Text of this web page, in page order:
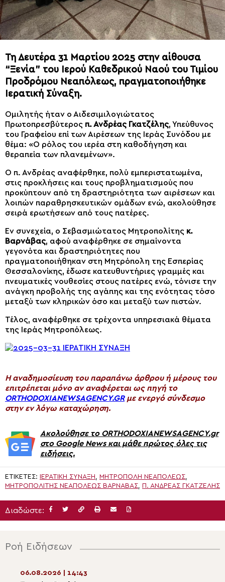
Τη Δευτέρα 31 Μαρτίου 2025 στην αίθουσα
“Ξενία” του Ιερού Καθεδρικού Ναού του Τιμίου
Προδρόμου Νεαπόλεως, πραγματοποιήθηκε
Ιερατική Σύναξη.
Ομιλητής ήταν ο Αιδεσιμιλογιώτατος
Πρωτοπρεσβύτερος π. Ανδρέας Γκατζέλης, Υπεύθυνος
του Γραφείου επί των Αιρέσεων της Ιεράς Συνόδου με
θέμα: «Ο ρόλος του ιερέα στη καθοδήγηση και
θεραπεία των πλανεμένων».
Ο π. Ανδρέας αναφέρθηκε, πολύ εμπεριστατωμένα,
στις προκλήσεις και τους προβληματισμούς που
προκύπτουν από τη δραστηριότητα των αιρέσεων και
λοιπών παραθρησκευτικών ομάδων ενώ, ακολούθησε
σειρά ερωτήσεων από τους πατέρες.
Εν συνεχεία, ο Σεβασμιώτατος Μητροπολίτης κ.
Βαρνάβας, αφού αναφέρθηκε σε σημαίνοντα
γεγονότα και δραστηριότητες που
πραγματοποιήθηκαν στη Μητρόπολη της Εσπερίας
Θεσσαλονίκης, έδωσε κατευθυντήριες γραμμές και
πνευματικές νουθεσίες στους πατέρες ενώ, τόνισε την
ανάγκη προβολής της αγάπης και της ενότητας τόσο
μεταξύ των κληρικών όσο και μεταξύ των πιστών.
Τέλος, αναφέρθηκε σε τρέχοντα υπηρεσιακά θέματα
της Ιεράς Μητροπόλεως.
H αναδημοσίευση του παραπάνω άρθρου ή μέρους του
επιτρέπεται μόνο αν αναφέρεται ως πηγή το
ORTHODOXIANEWSAGENCY.GRμε ενεργό σύνδεσμο
στην εν λόγω καταχώρηση.
Ακολούθησε το ORTHODOXIANEWSAGENCY.gr
στο Google News και μάθε πρώτος όλες τις
ειδήσεις.
ΕΤΙΚΈΤΕΣ: ΙΕΡΑΤΙΚΉ ΣΎΝΑΞΗ , ΜΗΤΡΌΠΟΛΗ ΝΕΑΠΌΛΕΩΣ,
ΜΗΤΡΟΠΟΛΊΤΗΣ ΝΕΑΠΌΛΕΩΣ ΒΑΡΝΆΒΑΣ, Π. ΑΝΔΡΈΑΣ ΓΚΑΤΖΈΛΗΣ
Διαδώστε:
Ροή Ειδήσεων
06.08.2026 | 14:43